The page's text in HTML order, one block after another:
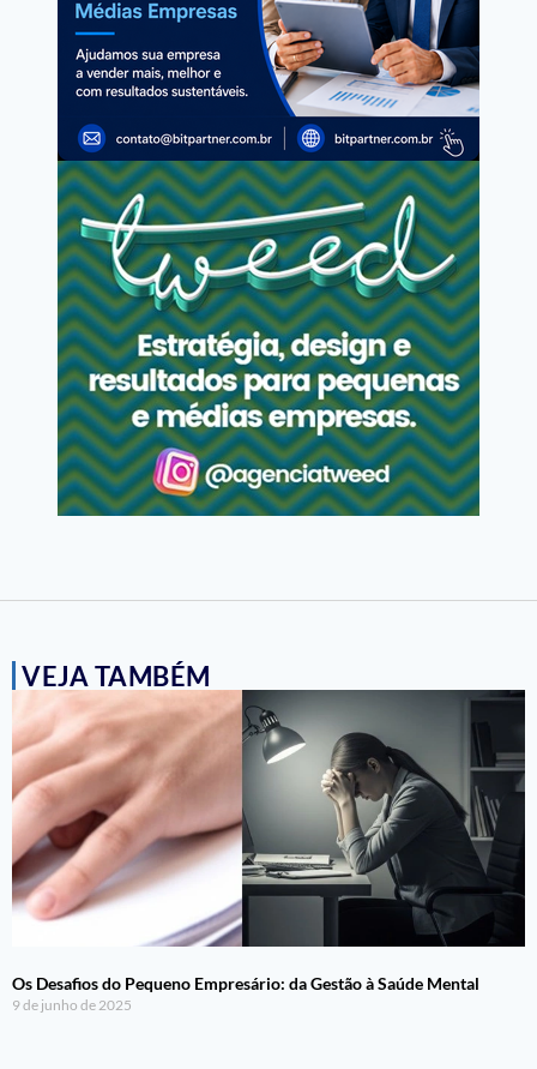
VEJA TAMBÉM
Os Desafios do Pequeno Empresário: da Gestão à Saúde Mental
9 de junho de 2025